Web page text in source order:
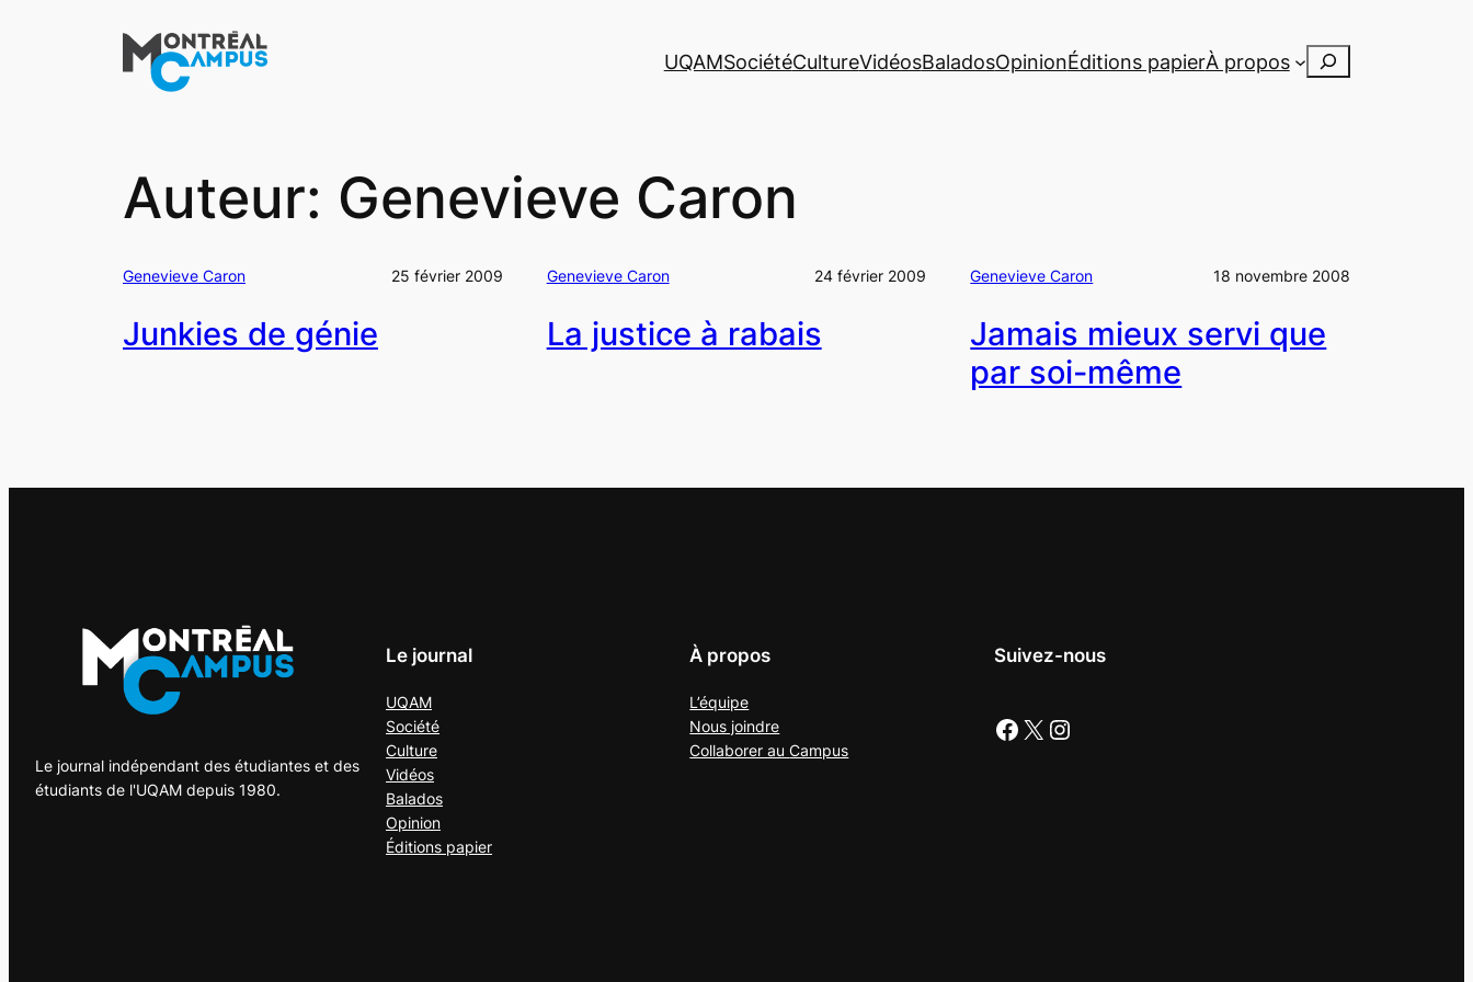
UQAMSociétéCultureVidéosBaladosOpinionÉditions papierÀ propos Rechercher
Auteur: Genevieve Caron
Genevieve Caron 25 février 2009
Junkies de génie
Genevieve Caron 24 février 2009
La justice à rabais
Genevieve Caron 18 novembre 2008
Jamais mieux servi que
par soi-même
Le journal indépendant des étudiantes et des
étudiants de l'UQAM depuis 1980.
Le journal
UQAM
Société
Culture
Vidéos
Balados
Opinion
Éditions papier
À propos
L’équipe
Nous joindre
Collaborer auCampus
Suivez-nous
Facebook X Instagram